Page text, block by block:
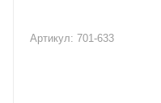
Артикул: 701-633